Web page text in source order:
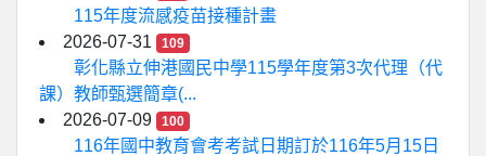
115年度流感疫苗接種計畫
2026-07-31
109
彰化縣立伸港國民中學115學年度第3次代理（代
課）教師甄選簡章(...
2026-07-09
100
116年國中教育會考考試日期訂於116年5月15日